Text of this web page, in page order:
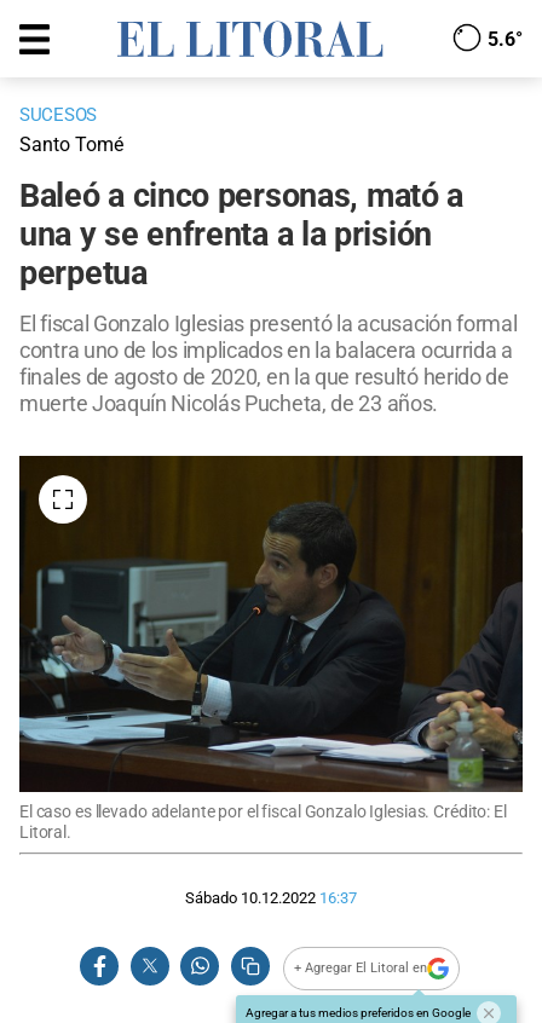
5.6°
SUCESOS
Santo Tomé
Baleó a cinco personas, mató a
una y se enfrenta a la prisión
perpetua
El fiscal Gonzalo Iglesias presentó la acusación formal
contra uno de los implicados en la balacera ocurrida a
finales de agosto de 2020, en la que resultó herido de
muerte Joaquín Nicolás Pucheta, de 23 años.
El caso es llevado adelante por el fiscal Gonzalo Iglesias. Crédito: El
Litoral.
Sábado 10.12.2022 16:37
+ Agregar El Litoral en
Agregar a tus medios preferidos en Google